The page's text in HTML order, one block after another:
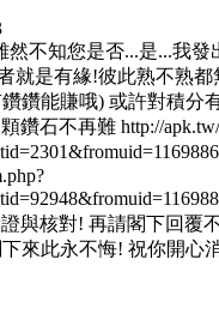
然不知您是否...是...我
就是有緣!彼此熟不熟
鑽能賺哦) 或許對積分
鑽石不再難 http://
與核對! 再請閣下回覆
來此永不悔! 祝你開心